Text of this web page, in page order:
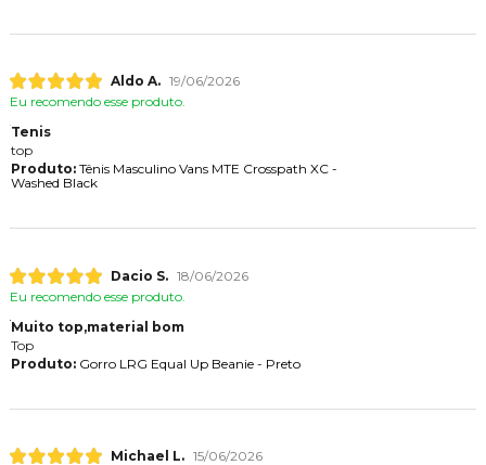
Aldo A. 19/06/2026
Eu recomendo esse produto.
Tenis
top
Produto:Tênis Masculino Vans MTE Crosspath XC -
Washed Black
Dacio S. 18/06/2026
Eu recomendo esse produto.
Muito top,material bom
Top
Produto:Gorro LRG Equal Up Beanie - Preto
Michael L. 15/06/2026